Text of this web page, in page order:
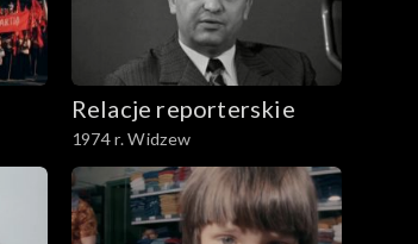
Relacje reporterskie
1974 r. Widzew